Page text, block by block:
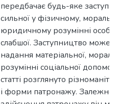
передбачає будь-яке
сильної у фізичному,
юридичному розумінні особи
слабшої. Заступництво може
надання матеріальної,
розумінні соціальної
статті розглянуто
і форми патронажу. Залежно